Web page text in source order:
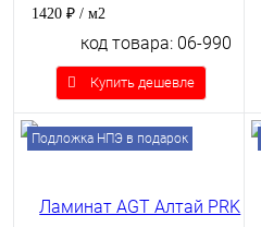
1420 ₽ / м2
код товара: 06-990
Купить дешевле
Подложка НПЭ в подарок